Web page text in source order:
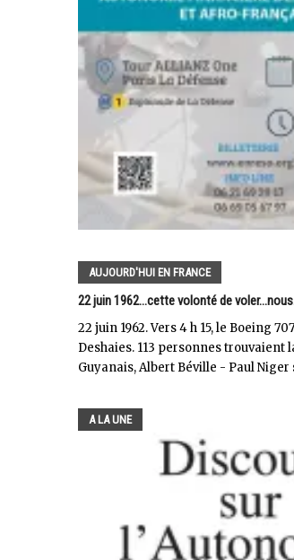
AUJOURD'HUI EN FRANCE
22 juin 1962...cette volonté de
22 juin 1962. Vers 4 h 15, le Boeing
Deshaies. 113 personnes
Guyanais, Albert Béville - Paul
A LA UNE